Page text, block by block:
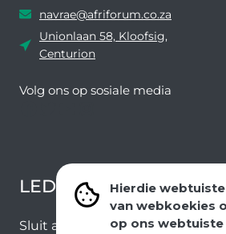
Hierdie
van webkoekies
op ons
navrae@afriforum.co.za
Unionlaan 58, Kloofsig,
Centurion
Volg ons ​​op sosiale media
LEDEVOORDELE
Sluit aan by ons e-poslys om